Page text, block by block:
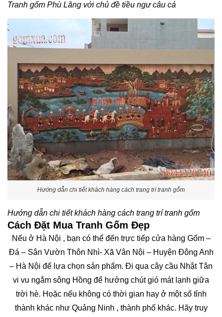
Tranh gốm Phù Lãng với chủ đề tiều ngư câu cá
Hướng dẫn chi tiết khách hàng cách trang trí tranh gốm
Hướng dẫn chi tiết khách hàng cách trang trí tranh gốm
Cách Đặt Mua Tranh Gốm Đẹp
Nếu ở Hà Nội , bạn có thể đến trực tiếp cửa hàng Gốm –
Đá – Sân Vườn Thôn Nhì- Xã Vân Nội – Huyện Đông Anh
– Hà Nội để lựa chọn sản phẩm. Đi qua cây cầu Nhật Tân
vi vu ngắm sông Hồng để hưởng chút gió mát lạnh giữa
trời hè. Hoặc nếu không có thời gian hay ở một số tỉnh
thành khác như Quảng Ninh , thành phố khác. Hãy truy